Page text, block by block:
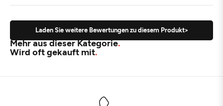
Laden Sie weitere Bewertungen zu diesem Produkt>
Mehr aus dieser Kategorie
Wird oft gekauft mit